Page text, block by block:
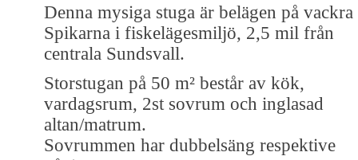
Denna mysiga stuga är belägen på vackra
Spikarna i fiskelägesmiljö, 2,5 mil från
centrala Sundsvall.
Storstugan på 50 m² består av kök,
vardagsrum, 2st sovrum och inglasad
altan/matrum.
Sovrummen har dubbelsäng respektive